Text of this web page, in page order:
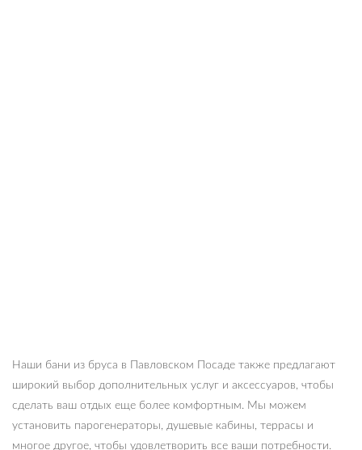
Наши бани из бруса в Павловском Посаде также предлагают
широкий выбор дополнительных услуг и аксессуаров, чтобы
сделать ваш отдых еще более комфортным. Мы можем
установить парогенераторы, душевые кабины, террасы и
многое другое, чтобы удовлетворить все ваши потребности.